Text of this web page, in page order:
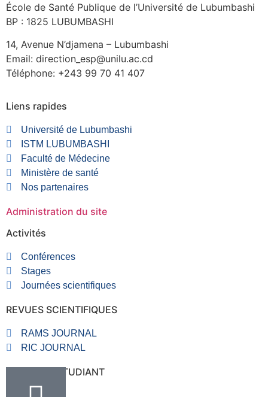
École de Santé Publique de l’Université de Lubumbashi
BP : 1825 LUBUMBASHI
14, Avenue N’djamena – Lubumbashi
Email: direction_esp@unilu.ac.cd
Téléphone: +243 99 70 41 407
Liens rapides
Université de Lubumbashi
ISTM LUBUMBASHI
Faculté de Médecine
Ministère de santé
Nos partenaires
Administration du site
Activités
Conférences
Stages
Journées scientifiques
REVUES SCIENTIFIQUES
RAMS JOURNAL
RIC JOURNAL
RUBRIQUE ETUDIANT